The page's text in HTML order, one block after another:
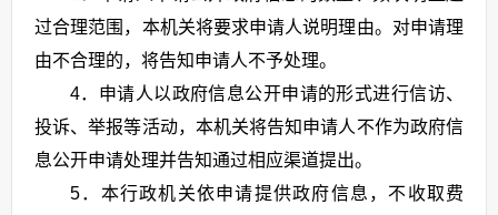
过合理范围，本机关将要求申请人说明理由。对申请理
由不合理的，将告知申请人不予处理。
4．申请人以政府信息公开申请的形式进行信访、
投诉、举报等活动，本机关将告知申请人不作为政府信
息公开申请处理并告知通过相应渠道提出。
5．本行政机关依申请提供政府信息，不收取费